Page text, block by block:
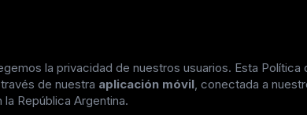
la privacidad de nuestros usuarios. Esta
de nuestra aplicación móvil , conectada a
República Argentina.